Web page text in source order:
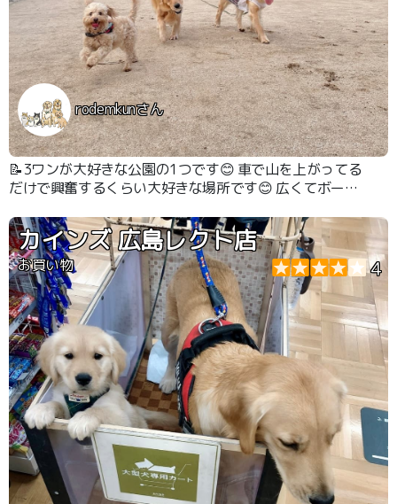
rodemkunさん
📝3ワンが大好きな公園の1つです😊 車で山を上がってる
だけで興奮するくらい大好きな場所です😊 広くてボール
カインズ 広島レクト店
お買い物 4